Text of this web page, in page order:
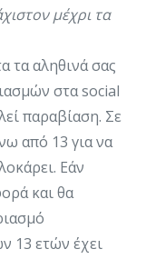
μέχρι τα
τα αληθινά σας
στα social
παραβίαση. Σε
από 13 για να
Εάν
και θα
13 ετών έχει